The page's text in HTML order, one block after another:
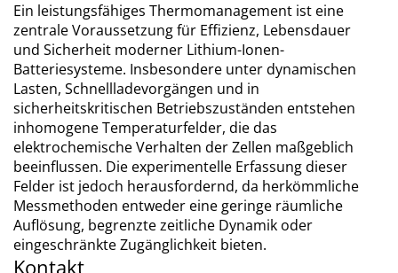
Ein leistungsfähiges Thermomanagement ist eine
zentrale Voraussetzung für Effizienz, Lebensdauer
und Sicherheit moderner Lithium-Ionen-
Batteriesysteme. Insbesondere unter dynamischen
Lasten, Schnellladevorgängen und in
sicherheitskritischen Betriebszuständen entstehen
inhomogene Temperaturfelder, die das
elektrochemische Verhalten der Zellen maßgeblich
beeinflussen. Die experimentelle Erfassung dieser
Felder ist jedoch herausfordernd, da herkömmliche
Messmethoden entweder eine geringe räumliche
Auflösung, begrenzte zeitliche Dynamik oder
eingeschränkte Zugänglichkeit bieten.
Kontakt